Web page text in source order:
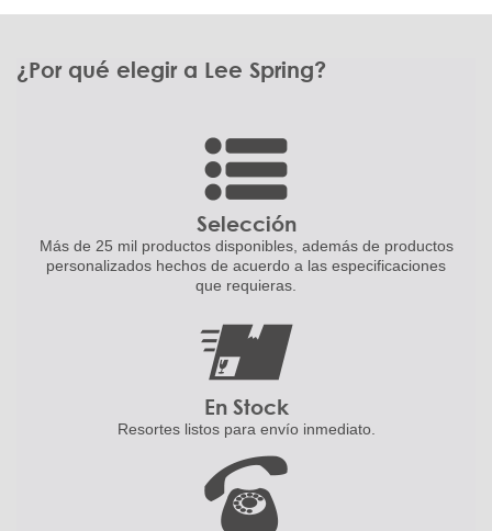
¿Por qué elegir a Lee Spring?
Selección
Más de 25 mil productos disponibles, además de productos
personalizados hechos de acuerdo a las especificaciones
que requieras.
En Stock
Resortes listos para envío inmediato.